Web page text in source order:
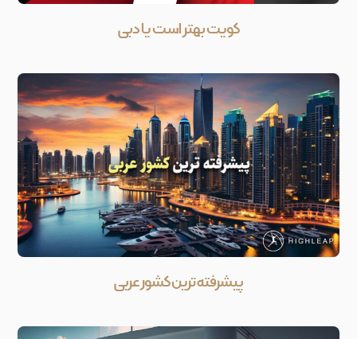
کویت بهتر است یا دبی
پیشرفته ترین کشور عربی